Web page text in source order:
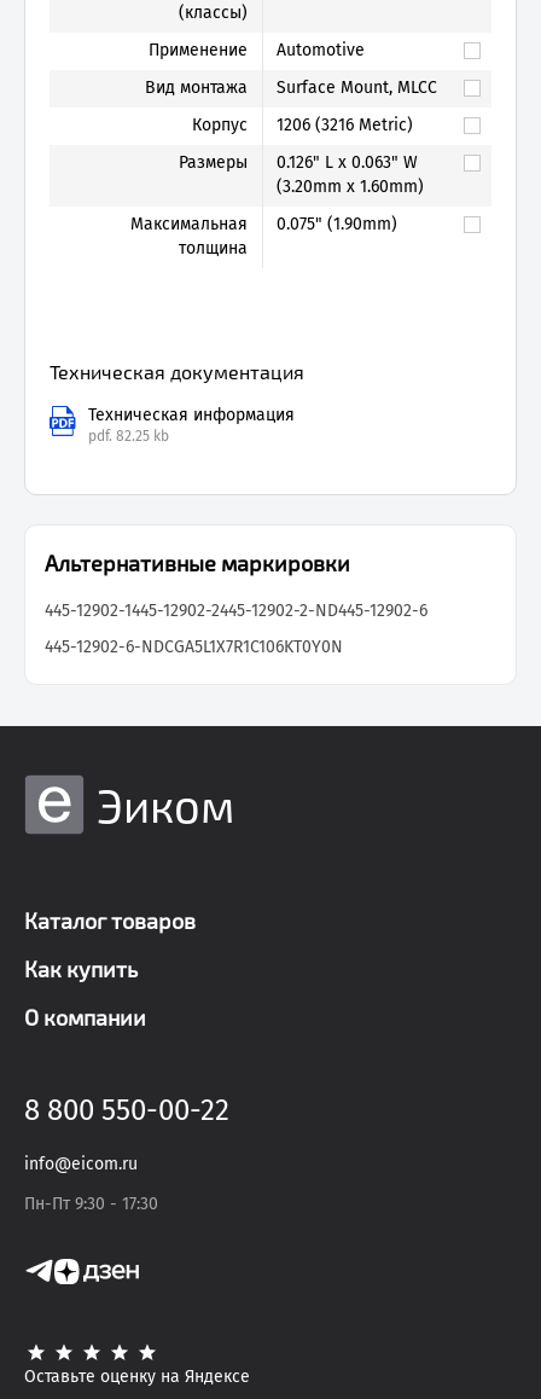
(классы)
Применение
Automotive
Вид монтажа
Surface Mount, MLCC
Корпус
1206 (3216 Metric)
Размеры
0.126" L x 0.063" W
(3.20mm x 1.60mm)
Максимальная
толщина
0.075" (1.90mm)
Техническая документация
Техническая информация
pdf. 82.25 kb
Альтернативные маркировки
445-12902-1445-12902-2445-12902-2-ND445-12902-6
445-12902-6-NDCGA5L1X7R1C106KT0Y0N
Эиком
Каталог товаров
Как купить
О компании
8 800 550-00-22
info@eicom.ru
Пн-Пт 9:30 - 17:30
Оставьте оценку на Яндексе